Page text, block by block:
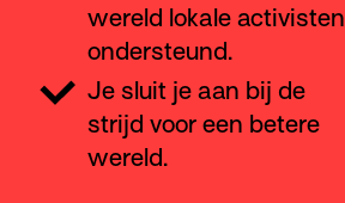
wereld lokale activisten
ondersteund.
Je sluit je aan bij de
strijd voor een betere
wereld.